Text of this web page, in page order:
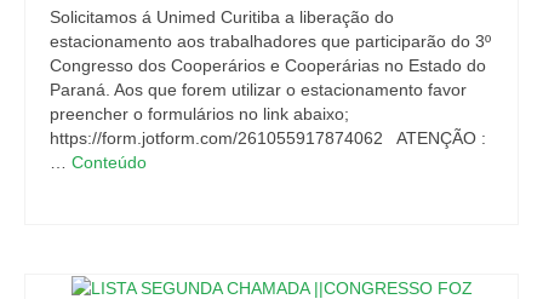
Solicitamos á Unimed Curitiba a liberação do
estacionamento aos trabalhadores que participarão do 3º
Congresso dos Cooperários e Cooperárias no Estado do
Paraná. Aos que forem utilizar o estacionamento favor
preencher o formulários no link abaixo;
https://form.jotform.com/261055917874062 ATENÇÃO :
Conteúdo